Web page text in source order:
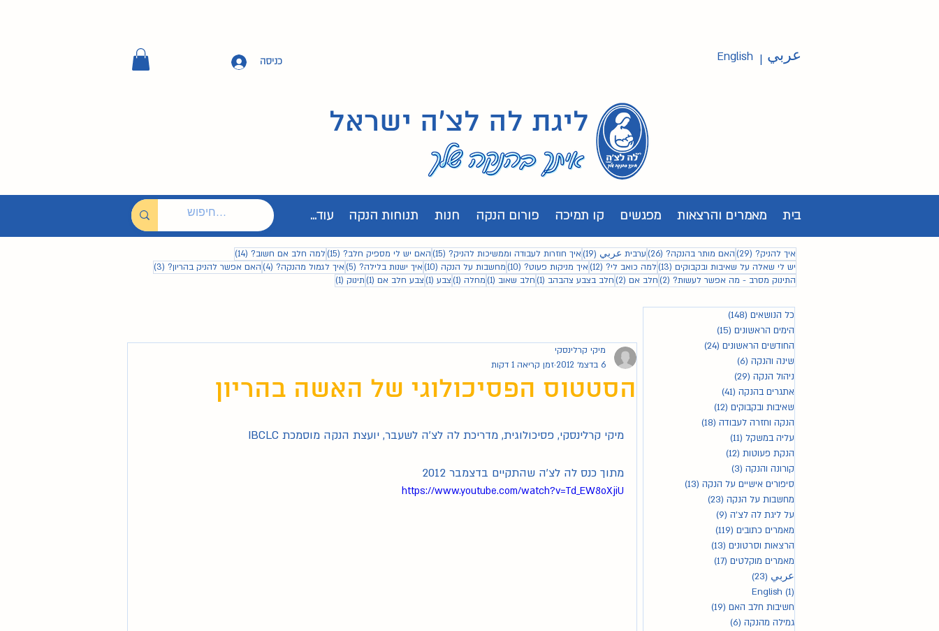
כניסה English عربي |
ליגת לה לצ'ה ישראל
בית מאמרים והרצאות מפגשים קו תמיכה פורום הנקה חנות תנוחות הנקה עוד...
איך להניק? (29) 29 פוסטים
האם מותר בהנקה? (26) 26 פוסטים
ערבית عربي (19) 19 פוסטיםאיך חוזרות לעבודה וממשיכות להניק? (15) 15 פוסטיםהאם יש לי מספיק חלב? (15) 15 פוסטיםלמה חלב אם חשוב? (14)
14 פוסטים
יש לי שאלה על שאיבות ובקבוקים (13) 13 פוסטיםלמה כואב לי? (12) 12 פוסטיםאיך מניקות פעוט? (10) 10 פוסטיםמחשבות על הנקה (10) 10 פוסטיםאיך ישנות בלילה? (5) 5 פוסטיםאיך לגמול מהנקה? (4) 4 פוסטיםהאם אפשר להניק בהריון? (3)
3 פוסטים
התינוק מסרב - מה אפשר לעשות? (2) 2 פוסטיםחלב אם (2) 2 פוסטיםחלב בצבע צהבהב (1) פוסט 1
חלב שאוב (1) פוסט 1
מחלה (1) פוסט 1
צבע (1) פוסט 1
צבע חלב אם (1) פוסט 1
תינוק (1) פוסט 1
כל הנושאים (148)
הימים הראשונים (15)
החודשים הראשונים (24)
שינה והנקה (6)
ניהול הנקה (29)
אתגרים בהנקה (41)
שאיבות ובקבוקים (12)
הנקה וחזרה לעבודה (18)
עליה במשקל (11)
הנקת פעוטות (12)
קורונה והנקה (3)
סיפורים אישיים על הנקה (13)
מחשבות על הנקה (23)
על ליגת לה לצ'ה (9)
מאמרים כתובים (119)
הרצאות וסרטונים (13)
מאמרים מוקלטים (17)
عربي (23)
English (1)
חשיבות חלב האם (19)
גמילה מהנקה (6)
הסטטוס הפסיכולוגי של האשה בהריון
מיקי קרלינסקי
6 בדצמ׳ 2012
זמן קריאה 1 דקות
מיקי קרלינסקי, פסיכולוגית, מדריכת לה לצ'ה לשעבר, יועצת הנקה מוסמכת IBCLC
מתוך כנס לה לצ'ה שהתקיים בדצמבר 2012
https://www.youtube.com/watch?v=Td_EW8oXjiU